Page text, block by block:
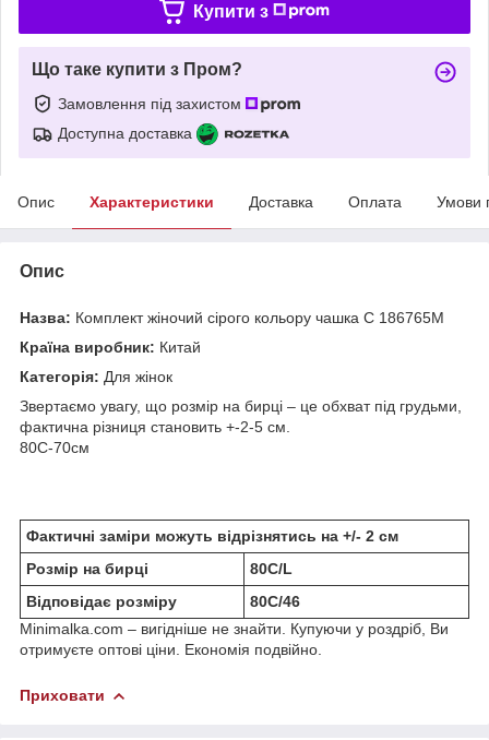
Купити з
Що таке купити з Пром?
Замовлення під захистом
Доступна доставка
Опис Характеристики Доставка Оплата Умови
Опис
Назва: Комплект жіночий сірого кольору чашка С 186765M
Країна виробник: Китай
Категорія: Для жінок
Звертаємо увагу, що розмір на бирці – це обхват під грудьми,
фактична різниця становить +-2-5 см.
80С-70см
Фактичні заміри можуть відрізнятись на +/- 2 см
Розмір на бирці
80С/L
Відповідає розміру
80C/46
Minimalka.com – вигідніше не знайти. Купуючи у роздріб, Ви
отримуєте оптові ціни. Економія подвійно.
Приховати